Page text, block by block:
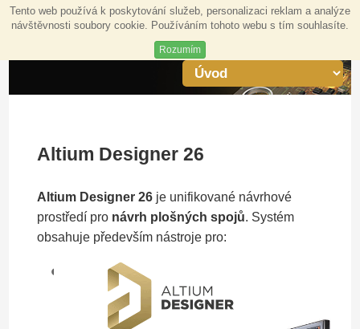
Tento web používá k poskytování služeb, personalizaci reklam a analýze
návštěvnosti soubory cookie. Používáním tohoto webu s tím souhlasíte.
Rozumím
Altium Designer 26
Altium Designer 26 je unifikované návrhové
prostředí pro návrh plošných spojů. Systém
obsahuje především nástroje pro: